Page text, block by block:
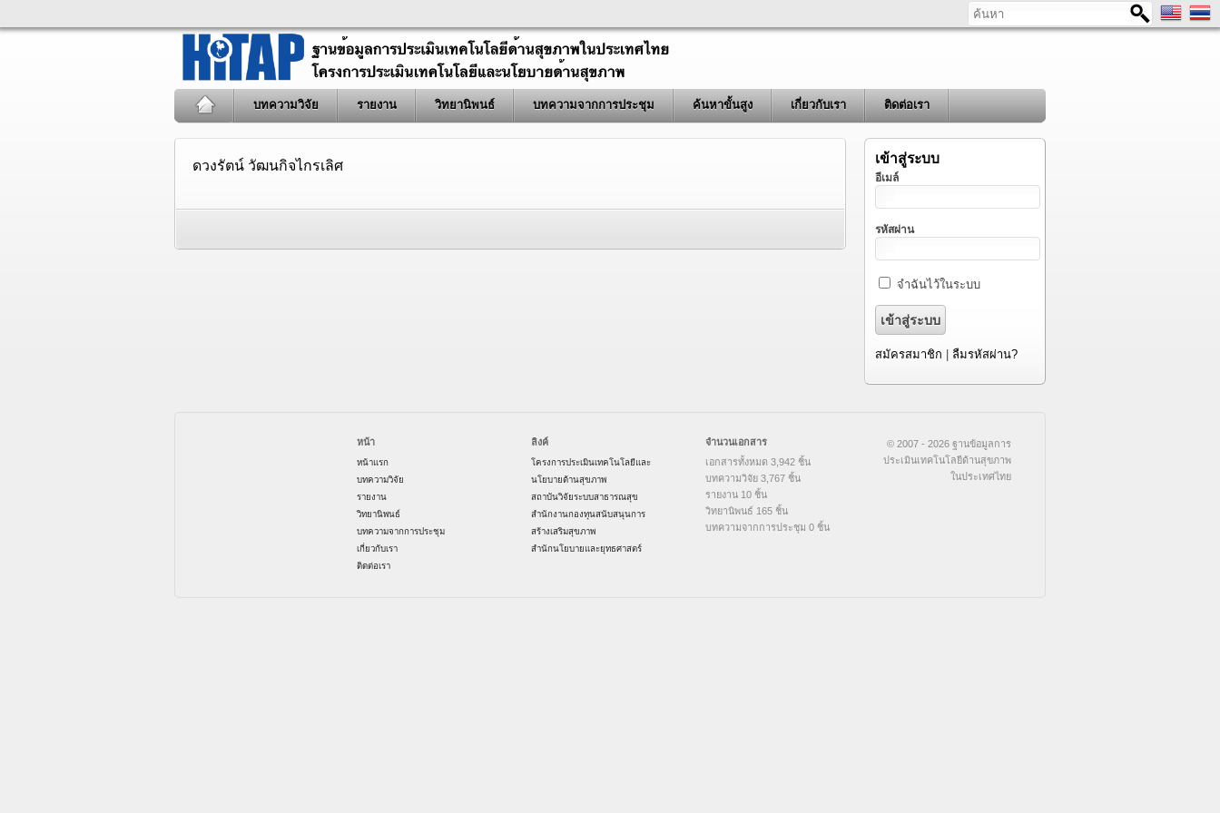
ค้นหา
บทความวิจัย รายงาน วิทยานิพนธ์ บทความจากการประชุม ค้นหาขั้นสูง เกี่ยวกับเรา ติดต่อเรา
ดวงรัตน์ วัฒนกิจไกรเลิศ เข้าสู่ระบบ
อีเมล์
รหัสผ่าน
จำฉันไว้ในระบบ
สมัครสมาชิก ลืมรหัสผ่าน?
หน้า
หน้าแรก
บทความวิจัย
รายงาน
วิทยานิพนธ์
บทความจากการประชุม
เกี่ยวกับเรา
ติดต่อเรา
ลิงค์
โครงการประเมินเทคโนโลยีและ
นโยบายด้านสุขภาพ
สถาบันวิจัยระบบสาธารณสุข
สำนักงานกองทุนสนับสนุนการ
สร้างเสริมสุขภาพ
สำนักนโยบายและยุทธศาสตร์
จำนวนเอกสาร
เอกสารทั้งหมด 3,942 ชิ้น
บทความวิจัย 3,767 ชิ้น
รายงาน 10 ชิ้น
วิทยานิพนธ์ 165 ชิ้น
บทความจากการประชุม 0 ชิ้น
© 2007 - 2026 ฐานข้อมูลการ
ประเมินเทคโนโลยีด้านสุขภาพ
ในประเทศไทย